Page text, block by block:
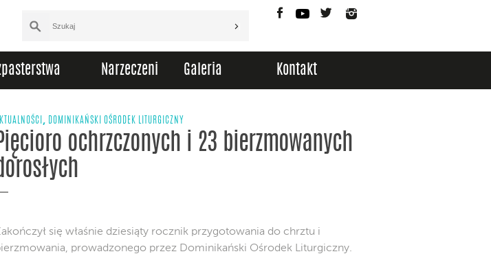
FacebookYouTubeTwitter
Narzeczeni Galeria Kontakt
, DOMINIKAŃSKI OŚRODEK LITURGICZNY
ochrzczonych i 23 bierzmowanych
się właśnie dziesiąty rocznik przygotowania do chrztu i
prowadzonego przez Dominikański Ośrodek Liturgiczny.